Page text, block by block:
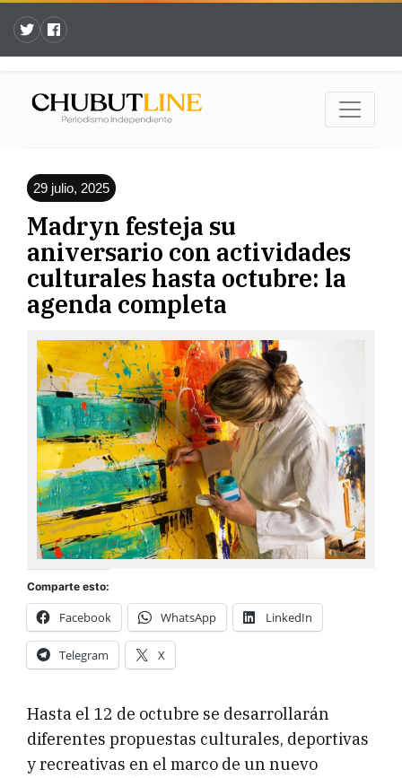
29 julio, 2025
Madryn festeja su
aniversario con actividades
culturales hasta octubre: la
agenda completa
Comparte esto:
Facebook WhatsApp LinkedIn
Telegram X
Hasta el 12 de octubre se desarrollarán
diferentes propuestas culturales, deportivas
y recreativas en el marco de un nuevo